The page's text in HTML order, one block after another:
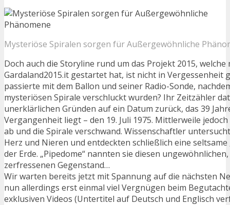
Mysteriöse Spiralen sorgen für Außergewöhnliche
Doch auch die Storyline rund um das Projekt 2015,
Gardaland2015.it gestartet hat, ist nicht in Vergessenheit
passierte mit dem Ballon und seiner Radio-Sonde,
mysteriösen Spirale verschluckt wurden? Ihr Zeitzähler
unerklärlichen Gründen auf ein Datum zurück, das 39
Vergangenheit liegt – den 19. Juli 1975. Mittlerweile
ab und die Spirale verschwand. Wissenschaftler
Herz und Nieren und entdeckten schließlich eine
der Erde. „Pipedome“ nannten sie diesen
zerfressenen Gegenstand…
Wir warten bereits jetzt mit Spannung auf die nächsten
nun allerdings erst einmal viel Vergnügen beim
exklusiven Videos (Untertitel auf Deutsch und Englisch